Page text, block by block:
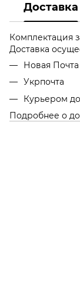
Доставка
Комплектация
Доставка
Новая Почта
Укрпочта
Курьером
Подробнее о